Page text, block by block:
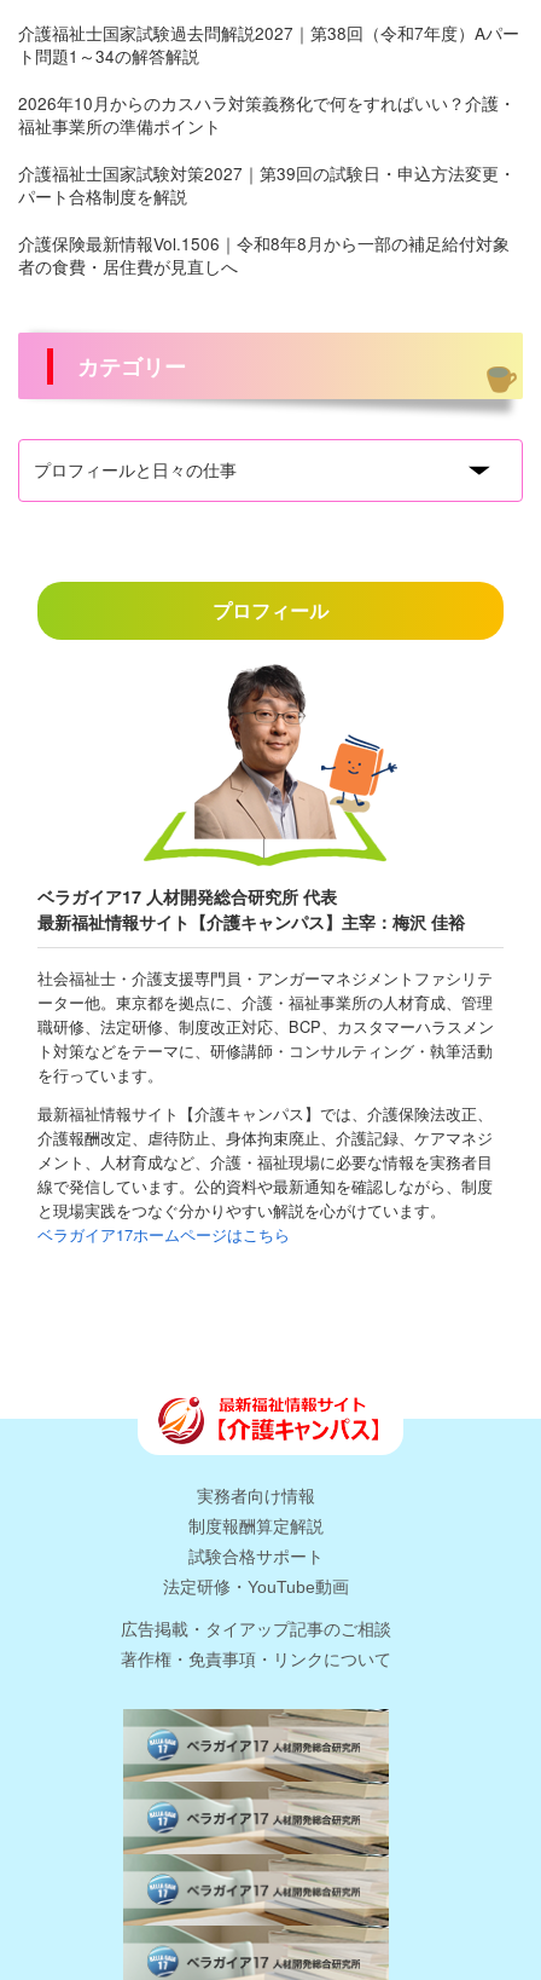
介護福祉士国家試験過去問解説2027｜第38回（令和7年度）Aパー
ト問題1～34の解答解説
2026年10月からのカスハラ対策義務化で何をすればいい？介護・
福祉事業所の準備ポイント
介護福祉士国家試験対策2027｜第39回の試験日・申込方法変更・
パート合格制度を解説
介護保険最新情報Vol.1506｜令和8年8月から一部の補足給付対象
者の食費・居住費が見直しへ
カテゴリー
プロフィール
ベラガイア17 人材開発総合研究所 代表
最新福祉情報サイト【介護キャンパス】主宰：梅沢 佳裕
社会福祉士・介護支援専門員・アンガーマネジメントファシリテ
ーター他。東京都を拠点に、介護・福祉事業所の人材育成、管理
職研修、法定研修、制度改正対応、BCP、カスタマーハラスメン
ト対策などをテーマに、研修講師・コンサルティング・執筆活動
を行っています。
最新福祉情報サイト【介護キャンパス】では、介護保険法改正、
介護報酬改定、虐待防止、身体拘束廃止、介護記録、ケアマネジ
メント、人材育成など、介護・福祉現場に必要な情報を実務者目
線で発信しています。公的資料や最新通知を確認しながら、制度
と現場実践をつなぐ分かりやすい解説を心がけています。
ベラガイア17ホームページはこちら
実務者向け情報
制度報酬算定解説
試験合格サポート
法定研修・YouTube動画
広告掲載・タイアップ記事のご相談
著作権・免責事項・リンクについて